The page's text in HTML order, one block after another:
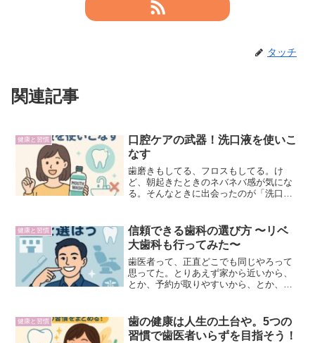
タッチ
関連記事
健康と習慣
口腔ケアの武器！洗口液を使いこ
なす
歯磨きもしてる、フロスもしてる。け
ど、朝起きたときのネバネバ感が気にな
る。そんなときに出会ったのが「洗口液
おすすめしていたコンクールF。最初は
「マウスウォッシュってリ...
健康と習慣
信頼できる歯科の選び方 〜リベ
大歯科も行ってみた〜
歯医者って、正直どこでも同じやろって
思ってた。とりあえず家から近いから、
とか、予約が取りやすいから、とか、そ
めた歯医者に通ったら、やけに何回も通
わされる治療の説明が不十...
健康と習慣
歯の健康は人生の土台や。5つの
習慣で歯医者いらずを目指そう！